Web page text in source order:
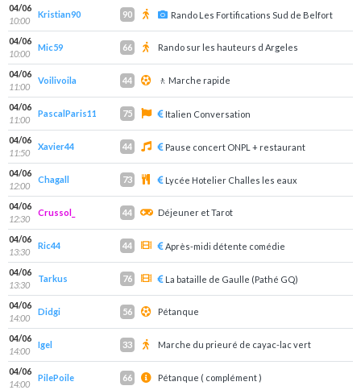
04/06
10:00
Kristian90 90 Rando Les Fortifications Sud de Belfort
04/06
10:00
Mic59 66 Rando sur les hauteurs d Argeles
04/06
11:00
Voilivoila 44 🚶 Marche rapide
04/06
11:00
PascalParis11 75 Italien Conversation
04/06
11:50
Xavier44 44 Pause concert ONPL + restaurant
04/06
12:00
Chagall 73 Lycée Hotelier Challes les eaux
04/06
12:30
Crussol_ 44 Déjeuner et Tarot
04/06
13:30
Ric44 44 Après-midi détente comédie
04/06
13:30
Tarkus 76 La bataille de Gaulle (Pathé GQ)
04/06
14:00
Didgi 56 Pétanque
04/06
14:00
Igel 33 Marche du prieuré de cayac-lac vert
04/06
14:00
PilePoile 66 Pétanque ( complément )